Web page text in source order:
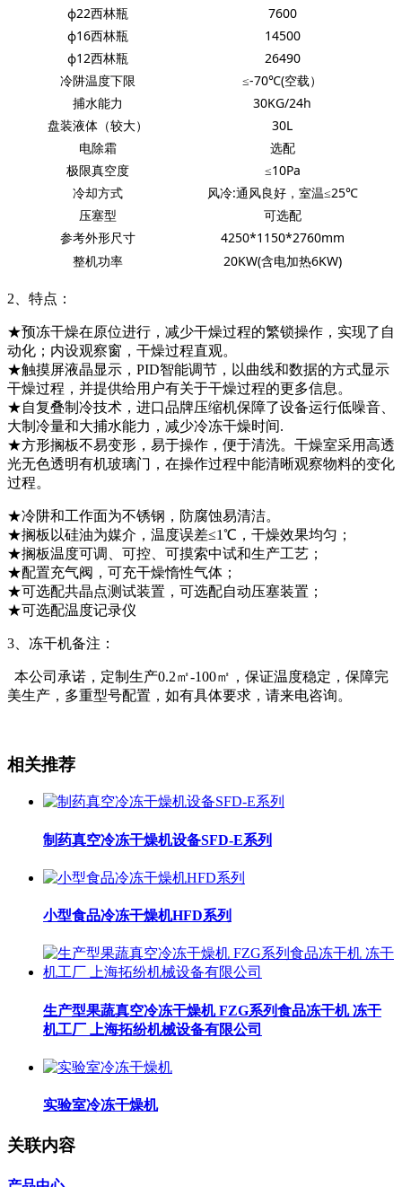
ф22西林瓶
7600
ф16西林瓶
14500
ф12西林瓶
26490
冷阱温度下限
≤-70℃(空载）
捕水能力
30KG/24h
盘装液体（较大）
30L
电除霜
选配
极限真空度
≤10Pa
冷却方式
风冷:通风良好，室温≤25℃
压塞型
可选配
参考外形尺寸
4250*1150*2760mm
整机功率
20KW(含电加热6KW)
2 、特点：
★预冻干燥在原位进行，减少干燥过程的繁锁操作，实现了自
动化；内设观察窗，干燥过程直观。
★触摸屏液晶显示，PID智能调节，以曲线和数据的方式显示
干燥过程，并提供给用户有关于干燥过程的更多信息。
★自复叠制冷技术，进口品牌压缩机保障了设备运行低噪音、
大制冷量和大捕水能力，减少冷冻干燥时间.
★方形搁板不易变形，易于操作，便于清洗。干燥室采用高透
光无色透明有机玻璃门，在操作过程中能清晰观察物料的变化
过程。
★冷阱和工作面为不锈钢，防腐蚀易清洁。
★搁板以硅油为媒介，温度误差≤1℃，干燥效果均匀；
★搁板温度可调、可控、可摸索中试和生产工艺；
★配置充气阀，可充干燥惰性气体；
★可选配共晶点测试装置，可选配自动压塞装置；
★可选配温度记录仪
3、冻干机备注：
本公司承诺，定制生产0.2㎡-100㎡，保证温度稳定，保障完
美生产，多重型号配置，如有具体要求，请来电咨询。
相关推荐
制药真空冷冻干燥机设备SFD-E系列
小型食品冷冻干燥机HFD系列
生产型果蔬真空冷冻干燥机 FZG系列食品冻干机 冻干
机工厂 上海拓纷机械设备有限公司
实验室冷冻干燥机
关联内容